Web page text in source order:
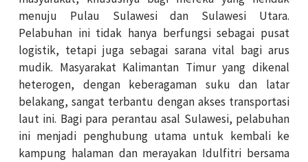
menuju Pulau Sulawesi dan Sulawesi Utara.
Pelabuhan ini tidak hanya berfungsi sebagai pusat
logistik, tetapi juga sebagai sarana vital bagi arus
mudik. Masyarakat Kalimantan Timur yang dikenal
heterogen, dengan keberagaman suku dan latar
belakang, sangat terbantu dengan akses transportasi
laut ini. Bagi para perantau asal Sulawesi, pelabuhan
ini menjadi penghubung utama untuk kembali ke
kampung halaman dan merayakan Idulfitri bersama